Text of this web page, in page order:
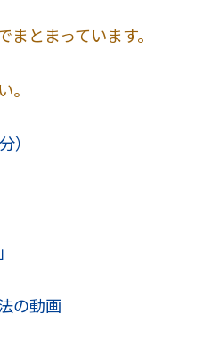
とまっています。
。
）
の動画